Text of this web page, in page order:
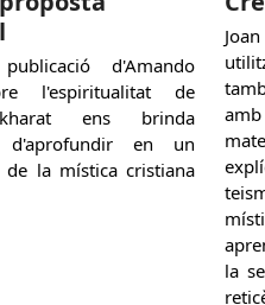
d'Amando
l'espiritualitat de
ens brinda
d'aprofundir en un
de la mística cristiana
la